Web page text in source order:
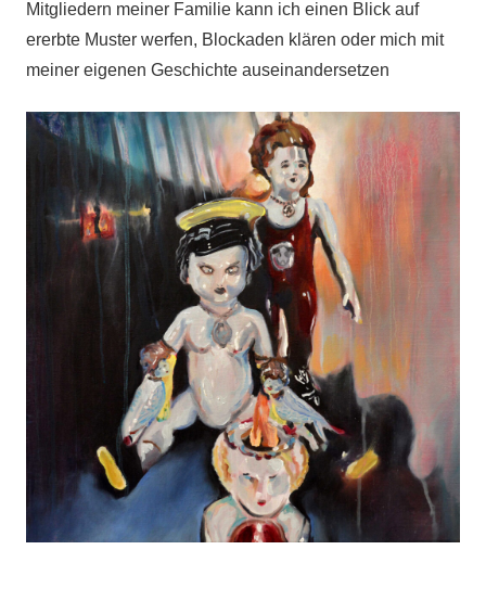
Mitgliedern meiner Familie kann ich einen Blick auf
ererbte Muster werfen, Blockaden klären oder mich mit
meiner eigenen Geschichte auseinandersetzen